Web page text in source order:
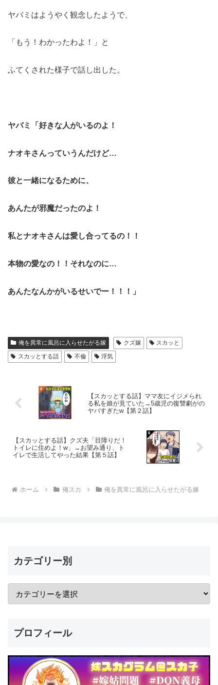
ヤバミはようやく観念したようで、
「もう！わかったわよ！」と
ふてくされた様子で話し出した。
ヤバミ「好きな人がいるのよ！
ナオキさんっていうんだけど…
彼と一緒になるために、
あんたが邪魔だったのよ！
私とナオキさんは愛し合ってるの！！
本物の愛なの！！それなのに…
あんたなんかがいるせいでー！！！」
俺を異常に風呂に入らせたがる嫁 クズ嫁
スカッと
スカッとする話
不倫 浮気
【スカッとする話】ママ友にイジメられ
る私を娘が見ていた→5歳児の復讐劇がの
ヤバすぎたw【第２話】
【スカッとする話】クズ夫「目障りだ！
トイレに住めよ！w」→お望み通り、ト
イレで生活してやった結果【第５話】
ホーム 俺スカ 俺を異常に風呂に入らせたがる嫁
カテゴリー別
プロフィール